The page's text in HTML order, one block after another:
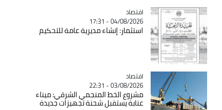
Catégorie
اقتصاد
04/08/2026 - 17:31
استثمار: إنشاء مديرية عامة للتحكيم
Catégorie
اقتصاد
03/08/2026 - 22:31
مشروع الخط المنجمي الشرقي: ميناء
عنابة يستقبل شحنة تجهيزات جديدة